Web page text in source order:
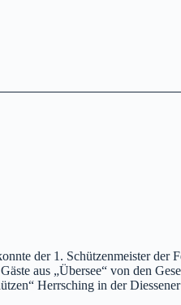
der 1. Schützenmeister der
aus „Übersee“ von den
Herrsching in der